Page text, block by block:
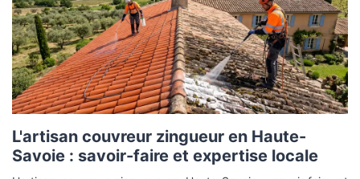
L'artisan couvreur zingueur en Haute-
Savoie : savoir-faire et expertise locale